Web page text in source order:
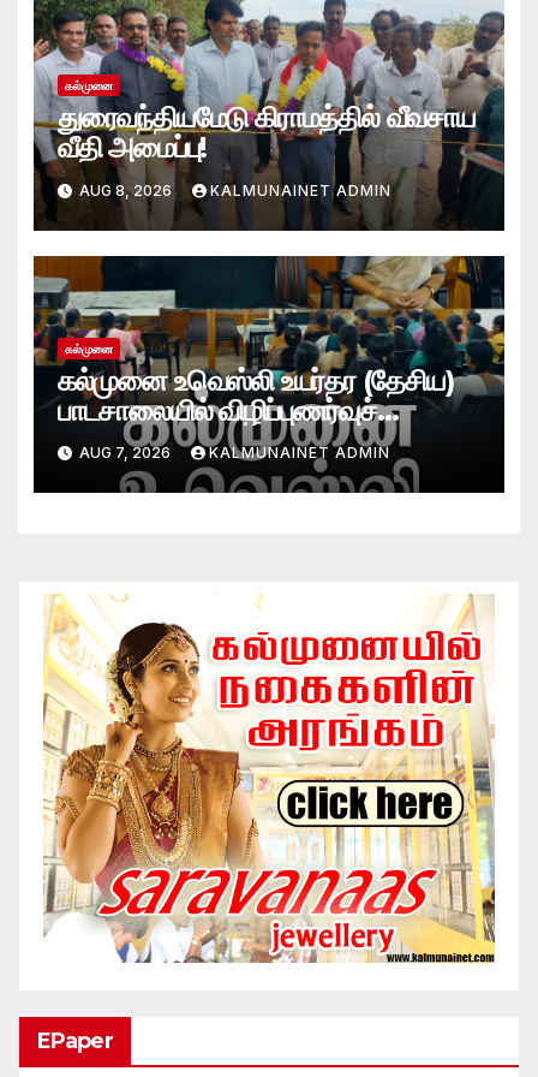
கல்முனை
துரைவந்தியமேடு கிராமத்தில் வீவசாய
வீதி அமைப்பு!
AUG 8, 2026 KALMUNAINET ADMIN
கல்முனை
கல்முனை உவெஸ்லி உயர்தர (தேசிய)
பாடசாலையில் விழிப்புணர்வுச்
செயலமர்வு
AUG 7, 2026 KALMUNAINET ADMIN
EPaper